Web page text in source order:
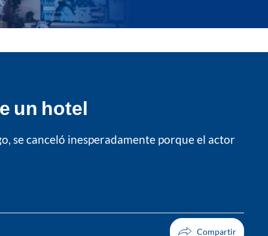
un hotel
se canceló inesperadamente porque el actor